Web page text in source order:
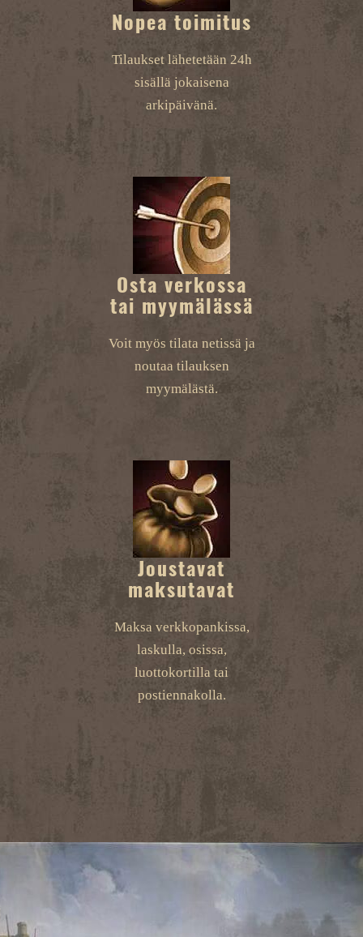
Nopea toimitus
Tilaukset lähetetään 24h
sisällä jokaisena
arkipäivänä.
Osta verkossa
tai myymälässä
Voit myös tilata netissä ja
noutaa tilauksen
myymälästä.
Joustavat
maksutavat
Maksa verkkopankissa,
laskulla, osissa,
luottokortilla tai
postiennakolla.